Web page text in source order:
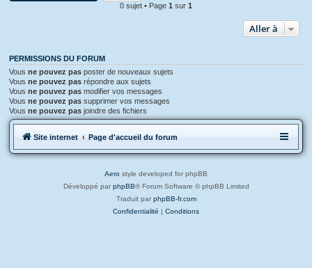
0 sujet • Page 1 sur 1
Aller à
PERMISSIONS DU FORUM
Vous ne pouvez pas poster de nouveaux sujets
Vous ne pouvez pas répondre aux sujets
Vous ne pouvez pas modifier vos messages
Vous ne pouvez pas supprimer vos messages
Vous ne pouvez pas joindre des fichiers
Site internet Page d'accueil du forum
Aero style developed for phpBB
Développé par phpBB® Forum Software © phpBB Limited
Traduit par phpBB-fr.com
Confidentialité | Conditions